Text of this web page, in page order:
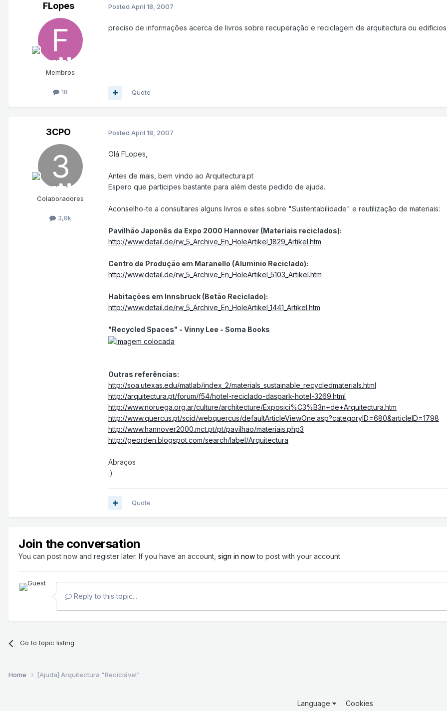
FLopes
Membros
18
Posted April 18, 2007
preciso de informações acerca de livros sobre recuperação e reciclagem de arquitectura ou
Quote
3CPO
Colaboradores
3,8k
Posted April 18, 2007
Olá FLopes,
Antes de mais, bem vindo ao Arquitectura.pt
Espero que participes bastante para além deste pedido de ajuda.
Aconselho-te a consultares alguns livros e sites sobre "Sustentabilidade" e reutilização de materiais:
Pavilhão Japonês da Expo 2000 Hannover (Materiais reciclados):
http://www.detail.de/rw_5_Archive_En_HoleArtikel_1829_Artikel.htm
Centro de Produção em Maranello (Aluminio Reciclado):
http://www.detail.de/rw_5_Archive_En_HoleArtikel_5103_Artikel.htm
Habitações em Innsbruck (Betão Reciclado):
http://www.detail.de/rw_5_Archive_En_HoleArtikel_1441_Artikel.htm
"Recycled Spaces" - Vinny Lee - Soma Books
Outras referências:
http://soa.utexas.edu/matlab/index_2/materials_sustainable_recycledmaterials.html
http://arquitectura.pt/forum/f54/hotel-reciclado-daspark-hotel-3269.html
http://www.noruega.org.ar/culture/architecture/Exposici%C3%B3n+de+Arquitectura.htm
http://www.quercus.pt/scid/webquercus/defaultArticleViewOne.asp?categoryID=680&articleID=1798
http://www.hannover2000.mct.pt/pt/pavilhao/materiais.php3
http://georden.blogspot.com/search/label/Arquitectura
Abraços
:)
Quote
Join the conversation
You can post now and register later. If you have an account, sign in nowto post with your account.
Reply to this topic...
Go to topic listing
Home [Ajuda] Arquitectura "Reciclável"
Language Cookies